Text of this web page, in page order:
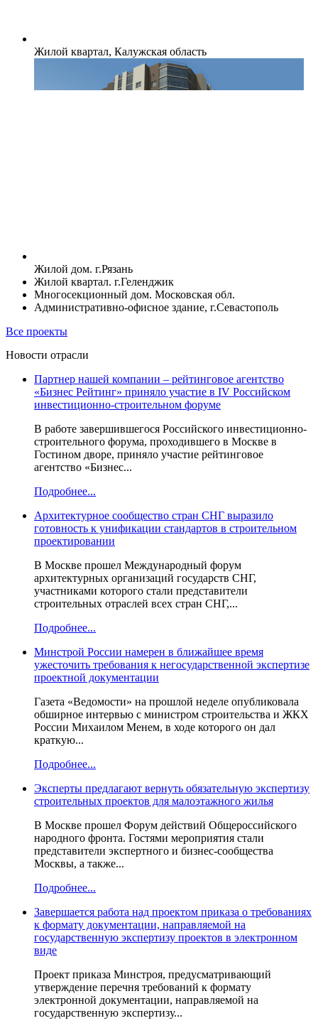
Жилой квартал, Калужская область
Жилой дом. г.Рязань
Жилой квартал. г.Геленджик
Многосекционный дом. Московская обл.
Административно-офисное здание, г.Севастополь
Все проекты
Новости отрасли
Партнер нашей компании – рейтинговое агентство
«Бизнес Рейтинг» приняло участие в IV Российском
инвестиционно-строительном форуме
В работе завершившегося Российского инвестиционно-
строительного форума, проходившего в Москве в
Гостином дворе, приняло участие рейтинговое
агентство «Бизнес...
Подробнее...
Архитектурное сообщество стран СНГ выразило
готовность к унификации стандартов в строительном
проектировании
В Москве прошел Международный форум
архитектурных организаций государств СНГ,
участниками которого стали представители
строительных отраслей всех стран СНГ,...
Подробнее...
Минстрой России намерен в ближайшее время
ужесточить требования к негосударственной экспертизе
проектной документации
Газета «Ведомости» на прошлой неделе опубликовала
обширное интервью с министром строительства и ЖКХ
России Михаилом Менем, в ходе которого он дал
краткую...
Подробнее...
Эксперты предлагают вернуть обязательную экспертизу
строительных проектов для малоэтажного жилья
В Москве прошел Форум действий Общероссийского
народного фронта. Гостями мероприятия стали
представители экспертного и бизнес-сообщества
Москвы, а также...
Подробнее...
Завершается работа над проектом приказа о требованиях
к формату документации, направляемой на
государственную экспертизу проектов в электронном
виде
Проект приказа Минстроя, предусматривающий
утверждение перечня требований к формату
электронной документации, направляемой на
государственную экспертизу...